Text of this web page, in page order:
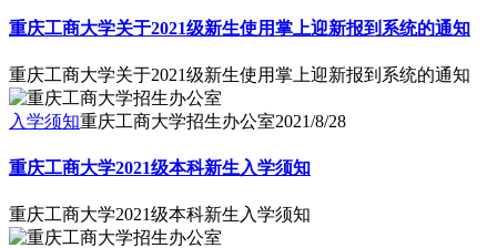
重庆工商大学关于2021级新生使用掌上迎新报到系统的通知
重庆工商大学关于2021级新生使用掌上迎新报到系统的通知
入学须知重庆工商大学招生办公室2021/8/28
重庆工商大学2021级本科新生入学须知
重庆工商大学2021级本科新生入学须知